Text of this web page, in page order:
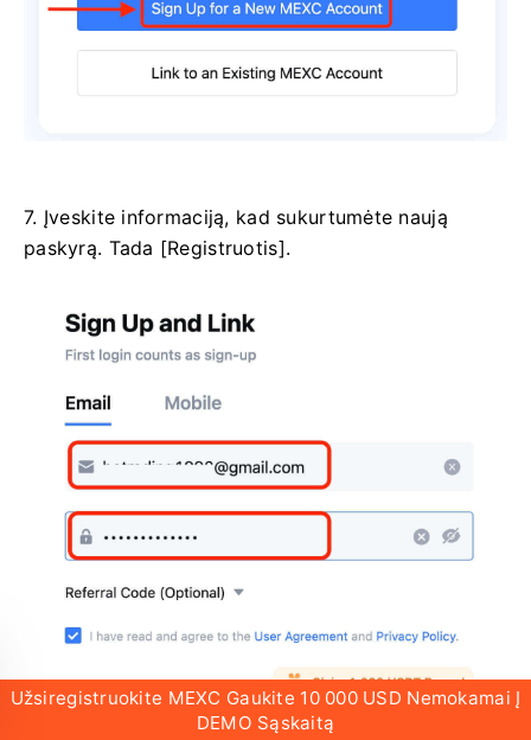
7. Įveskite informaciją, kad sukurtumėte naują
paskyrą. Tada [Registruotis].
Užsiregistruokite MEXC Gaukite 10 000 USD Nemokamai Į
DEMO Sąskaitą